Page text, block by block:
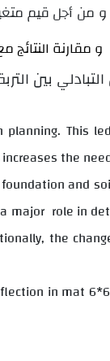
من أجل قيم
This
the
and
major role in
the
in mat